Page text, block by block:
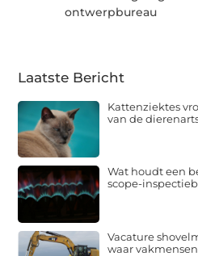
ontwerpbureau
Laatste Bericht
Kattenziektes
van de
Wat houdt een
scope-
Vacature
waar